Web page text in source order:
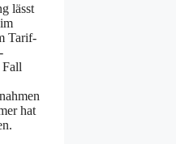
lässt
Tarif­
Fall
hat